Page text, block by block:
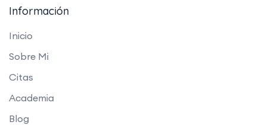
Información
Inicio
Sobre Mi
Citas
Academia
Blog